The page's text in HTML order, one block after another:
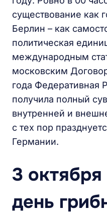
существование как
Берлин – как
политическая
международным
московским
года Федеративная
получила полный
внутренней и
с тех пор
Германии.
3
день